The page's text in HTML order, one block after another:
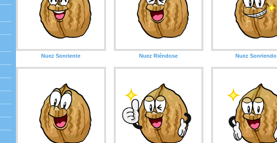
Nuez Sonriente Nuez Riéndose Nuez Sonriendo